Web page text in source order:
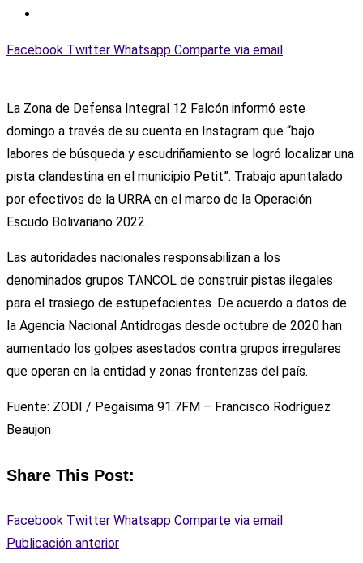
Facebook Twitter Whatsapp Comparte via email
La Zona de Defensa Integral 12 Falcón informó este
domingo a través de su cuenta en Instagram que “bajo
labores de búsqueda y escudriñamiento se logró localizar una
pista clandestina en el municipio Petit”. Trabajo apuntalado
por efectivos de la URRA en el marco de la Operación
Escudo Bolivariano 2022.
Las autoridades nacionales responsabilizan a los
denominados grupos TANCOL de construir pistas ilegales
para el trasiego de estupefacientes. De acuerdo a datos de
la Agencia Nacional Antidrogas desde octubre de 2020 han
aumentado los golpes asestados contra grupos irregulares
que operan en la entidad y zonas fronterizas del país.
Fuente: ZODI / Pegaísima 91.7FM – Francisco Rodríguez
Beaujon
Share This Post:
Facebook Twitter Whatsapp Comparte via email
Publicación anterior